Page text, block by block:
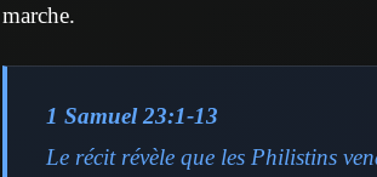
marche.
1 Samuel 23:1-13
Le récit révèle que les Philistins